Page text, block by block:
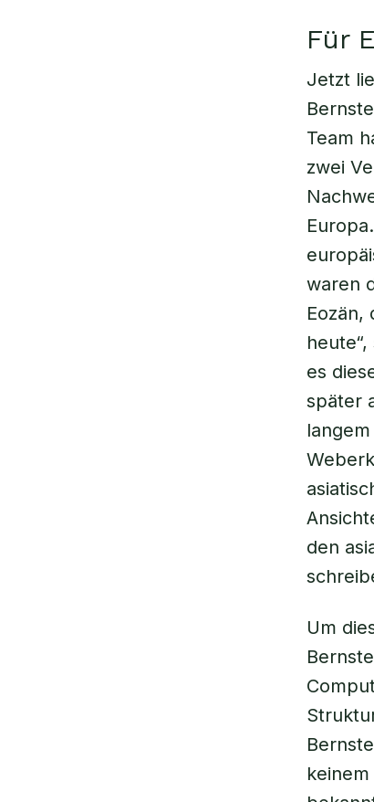
Für
Jetzt
Team
zwei
waren
es
später
den
Um